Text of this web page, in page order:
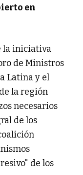
en
la iniciativa
de Ministros
Latina y el
la región
necesarios
de los
de los